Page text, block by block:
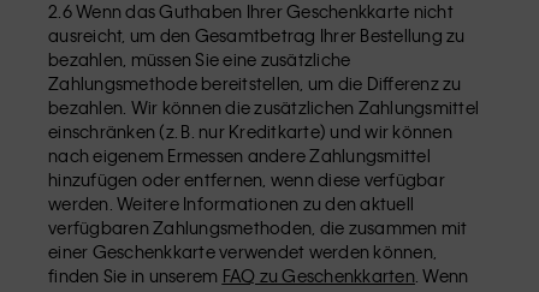
2.6 Wenn das Guthaben Ihrer Geschenkkarte nicht
ausreicht, um den Gesamtbetrag Ihrer Bestellung zu
bezahlen, müssen Sie eine zusätzliche
Zahlungsmethode bereitstellen, um die Differenz zu
bezahlen. Wir können die zusätzlichen Zahlungsmittel
einschränken (z. B. nur Kreditkarte) und wir können
nach eigenem Ermessen andere Zahlungsmittel
hinzufügen oder entfernen, wenn diese verfügbar
werden. Weitere Informationen zu den aktuell
verfügbaren Zahlungsmethoden, die zusammen mit
einer Geschenkkarte verwendet werden können,
finden Sie in unserem FAQ zu Geschenkkarten . Wenn